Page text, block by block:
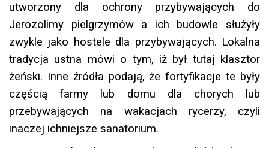
utworzony dla ochrony przybywających do
Jerozolimy pielgrzymów a ich budowle służyły
zwykle jako hostele dla przybywających. Lokalna
tradycja ustna mówi o tym, iż był tutaj klasztor
żeński. Inne źródła podają, że fortyfikacje te były
częścią farmy lub domu dla chorych lub
przebywających na wakacjach rycerzy, czyli
inaczej ichniejsze sanatorium.